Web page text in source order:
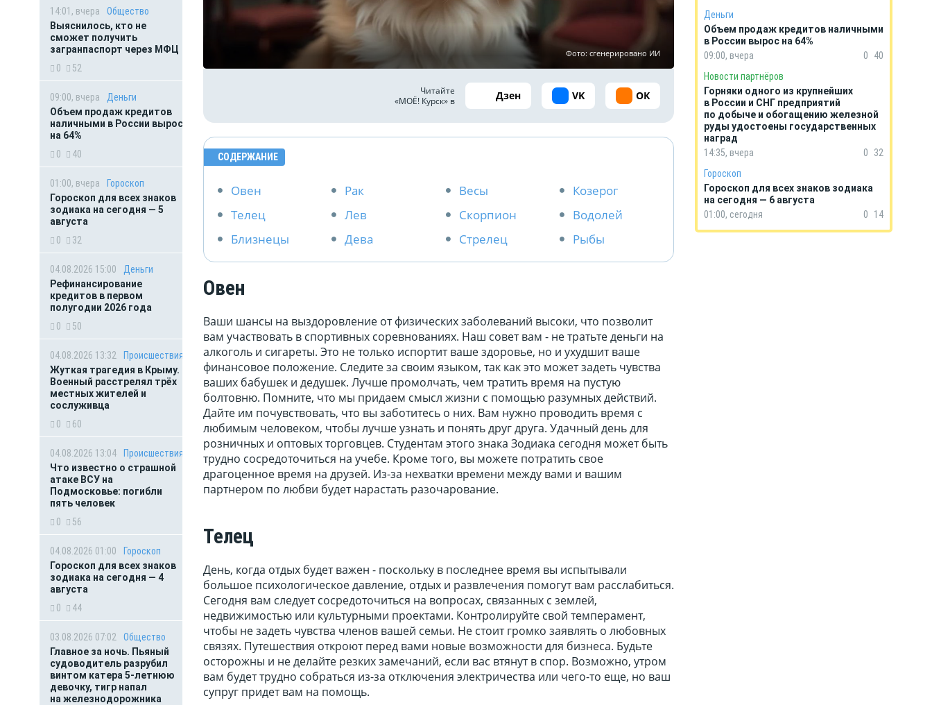
14:01, вчера
Общество
Выяснилось, кто не
сможет получить
загранпаспорт через МФЦ
0
52
09:00, вчера
Деньги
Объем продаж кредитов
наличными в России вырос
на 64%
0
40
01:00, вчера
Гороскоп
Гороскоп для всех знаков
зодиака на сегодня — 5
августа
0
32
04.08.2026 15:00
Деньги
Рефинансирование
кредитов в первом
полугодии 2026 года
0
50
04.08.2026 13:32
Происшествия
Жуткая трагедия в Крыму.
Военный расстрелял трёх
местных жителей и
сослуживца
0
60
04.08.2026 13:04
Происшествия
Что известно о страшной
атаке ВСУ на
Подмосковье: погибли
пять человек
0
56
04.08.2026 01:00
Гороскоп
Гороскоп для всех знаков
зодиака на сегодня — 4
августа
0
44
03.08.2026 07:02
Общество
Главное за ночь. Пьяный
судоводитель разрубил
винтом катера 5-летнюю
девочку, тигр напал
на железнодорожника
Фото: сгенерировано ИИ
Читайте
«МОЁ! Курск» в
Дзен VK ОК
СОДЕРЖАНИЕ
Овен
Телец
Близнецы
Рак
Лев
Дева
Весы
Скорпион
Стрелец
Козерог
Водолей
Рыбы
Овен
Ваши шансы на выздоровление от физических заболеваний высоки, что позволит
вам участвовать в спортивных соревнованиях. Наш совет вам - не тратьте деньги на
алкоголь и сигареты. Это не только испортит ваше здоровье, но и ухудшит ваше
финансовое положение. Следите за своим языком, так как это может задеть чувства
ваших бабушек и дедушек. Лучше промолчать, чем тратить время на пустую
болтовню. Помните, что мы придаем смысл жизни с помощью разумных действий.
Дайте им почувствовать, что вы заботитесь о них. Вам нужно проводить время с
любимым человеком, чтобы лучше узнать и понять друг друга. Удачный день для
розничных и оптовых торговцев. Студентам этого знака Зодиака сегодня может быть
трудно сосредоточиться на учебе. Кроме того, вы можете потратить свое
драгоценное время на друзей. Из-за нехватки времени между вами и вашим
партнером по любви будет нарастать разочарование.
Телец
День, когда отдых будет важен - поскольку в последнее время вы испытывали
большое психологическое давление, отдых и развлечения помогут вам расслабиться.
Сегодня вам следует сосредоточиться на вопросах, связанных с землей,
недвижимостью или культурными проектами. Контролируйте свой темперамент,
чтобы не задеть чувства членов вашей семьи. Не стоит громко заявлять о любовных
связях. Путешествия откроют перед вами новые возможности для бизнеса. Будьте
осторожны и не делайте резких замечаний, если вас втянут в спор. Возможно, утром
вам будет трудно собраться из-за отключения электричества или чего-то еще, но ваш
супруг придет вам на помощь.
Деньги
Объем продаж кредитов наличными
в России вырос на 64%
09:00, вчера
0
40
Новости партнёров
Горняки одного из крупнейших
в России и СНГ предприятий
по добыче и обогащению железной
руды удостоены государственных
наград
14:35, вчера
0
32
Гороскоп
Гороскоп для всех знаков зодиака
на сегодня — 6 августа
01:00, сегодня
0 14